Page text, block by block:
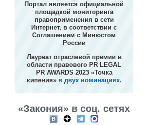
Портал является официальной
площадкой мониторинга
правоприменения в сети
Интернет, в соответствии с
Соглашением с Минюстом
России
Лауреат отраслевой премии в
области правового PR LEGAL
PR AWARDS 2023 «Точка
кипения» в двух номинациях.
«Закония» в соц. сетях